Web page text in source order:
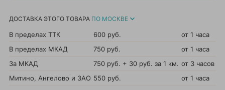
ДОСТАВКА ЭТОГО ТОВАРА ПО МОСКВЕ
В пределах ТТК 600 руб.
от 1 часа
В пределах МКАД
750 руб.
от 1 часа
За МКАД
750 руб. + 30 руб. за 1 км. от 3 часов
Митино, Ангелово и ЗАО 550 руб. от 1 часа